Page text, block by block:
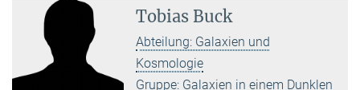
Tobias Buck
Abteilung: Galaxien und
Kosmologie
Gruppe: Galaxien in einem Dunklen